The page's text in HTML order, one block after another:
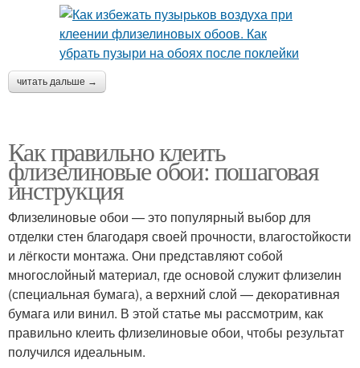
читать дальше →
Как правильно клеить
флизелиновые обои: пошаговая
инструкция
Флизелиновые обои — это популярный выбор для
отделки стен благодаря своей прочности, влагостойкости
и лёгкости монтажа. Они представляют собой
многослойный материал, где основой служит флизелин
(специальная бумага), а верхний слой — декоративная
бумага или винил. В этой статье мы рассмотрим, как
правильно клеить флизелиновые обои, чтобы результат
получился идеальным.